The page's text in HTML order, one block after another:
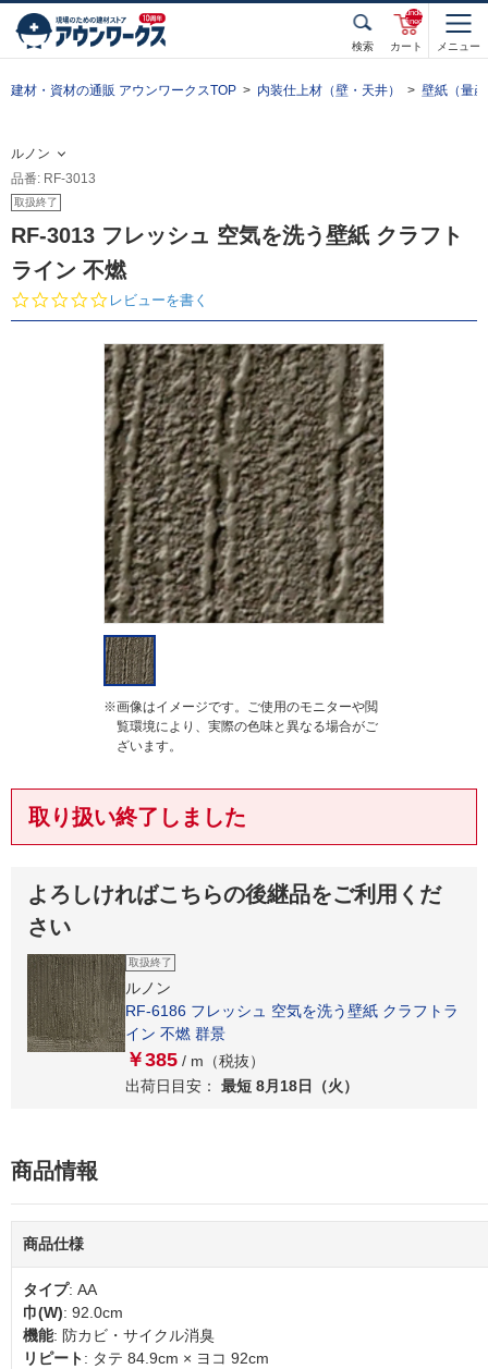
検索 カート
unde
fined
メニュー
建材・資材の通販 アウンワークスTOP 内装仕上材（壁・天井） 壁紙（量
ルノン
品番: RF-3013
取扱終了
RF-3013 フレッシュ 空気を洗う壁紙 クラフト
ライン 不燃
0.
0
t
a
r
r
a
t
i
n
g
レビューを書く
※画像はイメージです。ご使用のモニターや閲
覧環境により、実際の色味と異なる場合がご
ざいます。
取り扱い終了しました
よろしければこちらの後継品をご利用くだ
さい
取扱終了
ルノン
RF-6186 フレッシュ 空気を洗う壁紙 クラフトラ
イン 不燃 群景
￥385 / m（税抜）
出荷日目安：
最短 8月18日（火）
商品情報
商品仕様
タイプ: AA
巾(W): 92.0cm
機能: 防カビ・サイクル消臭
リピート: タテ 84.9cm × ヨコ 92cm